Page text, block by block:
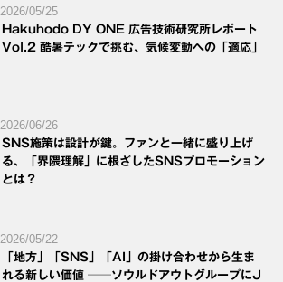
2026/05/25
Hakuhodo DY ONE 広告技術研究所レポート
Vol.2 酷暑テックで挑む、気候変動への「適応」
2026/06/26
SNS施策は設計が鍵。ファンと一緒に盛り上げ
る、「界隈理解」に根ざしたSNSプロモーション
とは？
2026/05/22
「地方」「SNS」「AI」の掛け合わせから生ま
れる新しい価値 ──ソウルドアウトグループにJ